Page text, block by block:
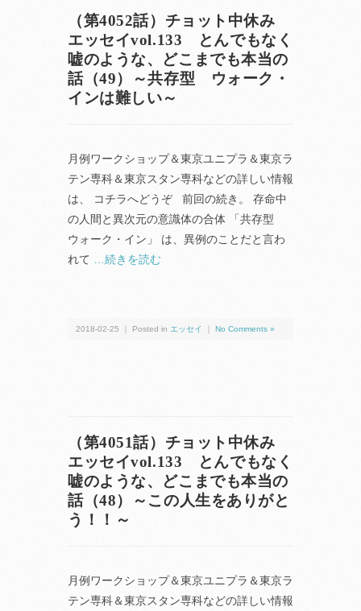
（第4052話）チョット中休み
エッセイvol.133 とんでもなく
嘘のような、どこまでも本当の
話（49）～共存型 ウォーク・
インは難しい～
月例ワークショップ＆東京ユニプラ＆東京ラ
テン専科＆東京スタン専科などの詳しい情報
は、 コチラへどうぞ 前回の続き。 存命中
の人間と異次元の意識体の合体 「共存型
ウォーク・イン」 は、異例のことだと言わ
れて
…続きを読む
2018-02-25 ｜ Posted in エッセイ No Comments »
（第4051話）チョット中休み
エッセイvol.133 とんでもなく
嘘のような、どこまでも本当の
話（48）～この人生をありがと
う！！～
月例ワークショップ＆東京ユニプラ＆東京ラ
テン専科＆東京スタン専科などの詳しい情報